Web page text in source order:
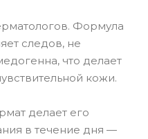
Формула
следов, не
что делает
кожи.
делает его
в течение дня —